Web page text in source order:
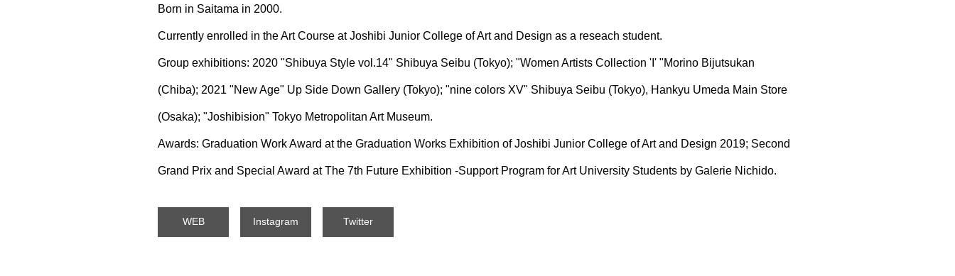
Born in Saitama in 2000.
Currently enrolled in the Art Course at Joshibi Junior College of Art and Design as a reseach student.
Group exhibitions: 2020 "Shibuya Style vol.14" Shibuya Seibu (Tokyo); "Women Artists Collection 'I' "Morino Bijutsukan
(Chiba); 2021 "New Age" Up Side Down Gallery (Tokyo); "nine colors XV" Shibuya Seibu (Tokyo), Hankyu Umeda Main Store
(Osaka); "Joshibision" Tokyo Metropolitan Art Museum.
Awards: Graduation Work Award at the Graduation Works Exhibition of Joshibi Junior College of Art and Design 2019; Second
Grand Prix and Special Award at The 7th Future Exhibition -Support Program for Art University Students by Galerie Nichido.
WEB Instagram Twitter